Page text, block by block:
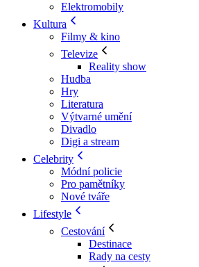
Elektromobily
Kultura
Filmy & kino
Televize
Reality show
Hudba
Hry
Literatura
Výtvarné umění
Divadlo
Digi a stream
Celebrity
Módní policie
Pro pamětníky
Nové tváře
Lifestyle
Cestování
Destinace
Rady na cesty